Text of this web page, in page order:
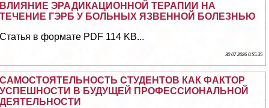
ВЛИЯНИЕ ЭРАДИКАЦИОННОЙ ТЕРАПИИ НА
ТЕЧЕНИЕ ГЭРБ У БОЛЬНЫХ ЯЗВЕННОЙ БОЛЕЗНЬЮ
Статья в формате PDF 114 KB...
30 07 2026 0:55:35
САМОСТОЯТЕЛЬНОСТЬ СТУДЕНТОВ КАК ФАКТОР
УСПЕШНОСТИ В БУДУЩЕЙ ПРОФЕССИОНАЛЬНОЙ
ДЕЯТЕЛЬНОСТИ